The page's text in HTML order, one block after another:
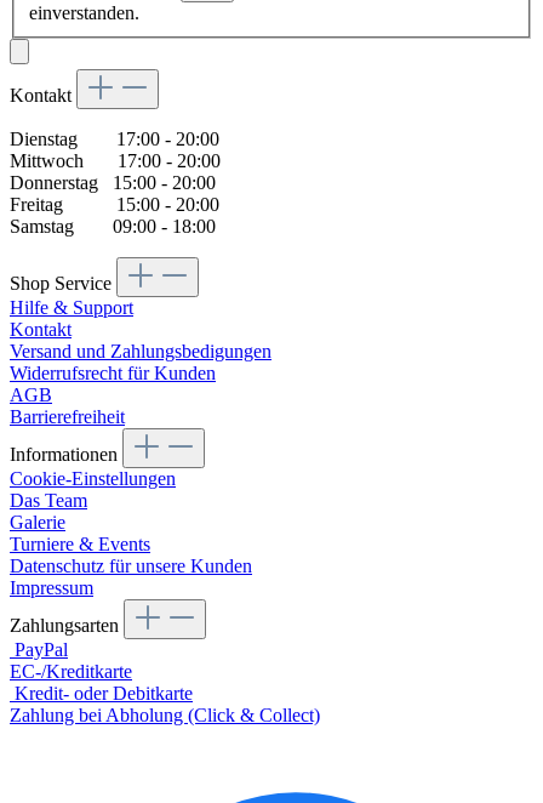
einverstanden.
Kontakt
Dienstag 17:00 - 20:00
Mittwoch 17:00 - 20:00
Donnerstag 15:00 - 20:00
Freitag 15:00 - 20:00
Samstag 09:00 - 18:00
Shop Service
Hilfe & Support
Kontakt
Versand und Zahlungsbedigungen
Widerrufsrecht für Kunden
AGB
Barrierefreiheit
Informationen
Cookie-Einstellungen
Das Team
Galerie
Turniere & Events
Datenschutz für unsere Kunden
Impressum
Zahlungsarten
PayPal
EC-/Kreditkarte
Kredit- oder Debitkarte
Zahlung bei Abholung (Click & Collect)